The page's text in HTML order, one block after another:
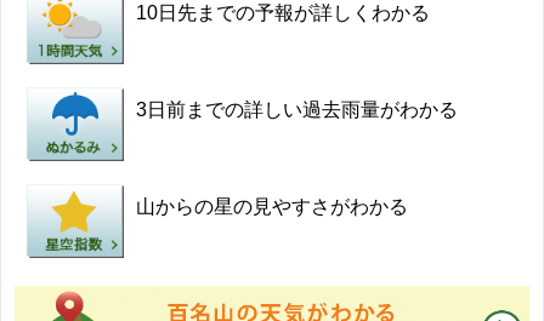
10日先までの予報が詳しくわかる
3日前までの詳しい過去雨量がわかる
山からの星の見やすさがわかる